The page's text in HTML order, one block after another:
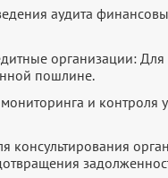
аудита
организации:
пошлине.
и
консультирования